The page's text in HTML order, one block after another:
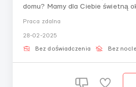
domu? Mamy dla Ciebie świetną
Darmowe szkolenie, które jest
początkujących✔ Przejrzyste
Praca zdalna
28-02-2025
Bez doświadczenia Bez